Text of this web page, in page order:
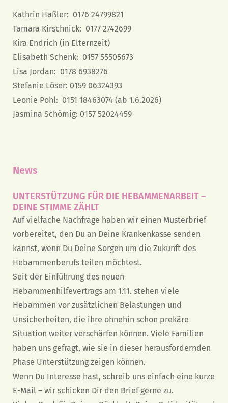
Kathrin Haßler: 0176 24799821
Tamara Kirschnick: 0177 2742699
Kira Endrich (in Elternzeit)
Elisabeth Schenk: 0157 55505673
Lisa Jordan: 0178 6938276
Stefanie Löser: 0159 06324393
Leonie Pohl: 0151 18463074 (ab 1.6.2026)
Jasmina Schömig: 0157 52024459
News
UNTERSTÜTZUNG FÜR DIE HEBAMMENARBEIT –
DEINE STIMME ZÄHLT
Auf vielfache Nachfrage haben wir einen Musterbrief
vorbereitet, den Du an Deine Krankenkasse senden
kannst, wenn Du Deine Sorgen um die Zukunft des
Hebammenberufs teilen möchtest.
Seit der Einführung des neuen
Hebammenhilfevertrags am 1.11. stehen viele
Hebammen vor zusätzlichen Belastungen und
Unsicherheiten, die ihre ohnehin schon prekäre
Situation weiter verschärfen können. Viele Familien
haben uns gefragt, wie sie in dieser herausfordernden
Phase Unterstützung zeigen können.
Wenn Du Interesse hast, schreib uns einfach eine kurze
E-Mail – wir schicken Dir den Brief gerne zu.